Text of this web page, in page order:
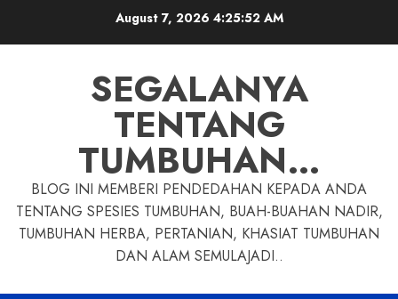
August 7, 2026 4:25:53 AM
SEGALANYA
TENTANG
TUMBUHAN…
BLOG INI MEMBERI PENDEDAHAN KEPADA ANDA
TENTANG SPESIES TUMBUHAN, BUAH-BUAHAN NADIR,
TUMBUHAN HERBA, PERTANIAN, KHASIAT TUMBUHAN
DAN ALAM SEMULAJADI..